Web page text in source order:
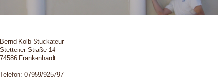
Bernd Kolb Stuckateur
Stettener Straße 14
74586 Frankenhardt
Telefon: 07959/925797